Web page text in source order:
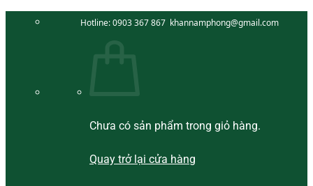
Hotline:0903 367 867 khannamphong@gmail.com
Chưa có sản phẩm trong giỏ hàng.
Quay trở lại cửa hàng